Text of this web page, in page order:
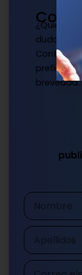
¿Quieres
dudas?
Contacta
prefieras
brevedad.
Nombre
Apellidos
Correo